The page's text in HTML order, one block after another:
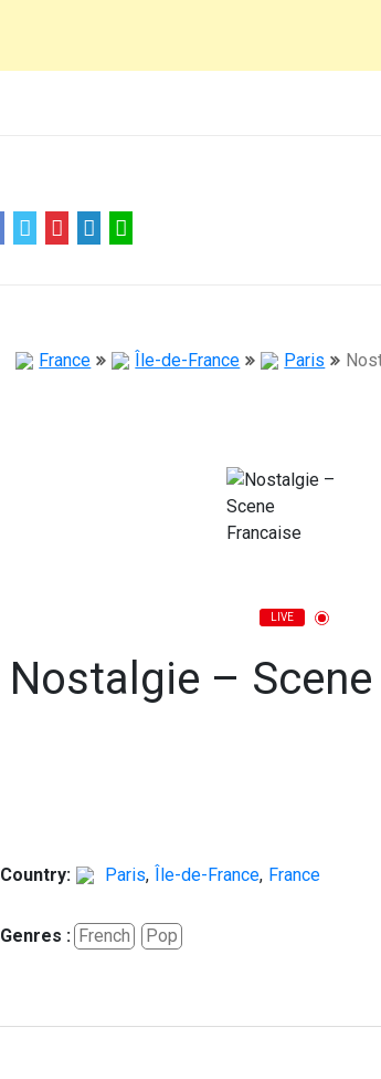
France Île-de-France Paris
LIVE
Nostalgie –
Country: Paris, Île-de-France, France
Genres : French Pop